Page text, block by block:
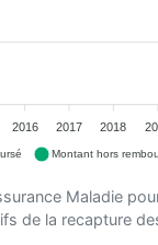
2016 2017 2018
Montant hors
Maladie
de la recapture